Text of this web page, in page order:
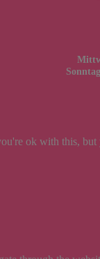
ok with this,